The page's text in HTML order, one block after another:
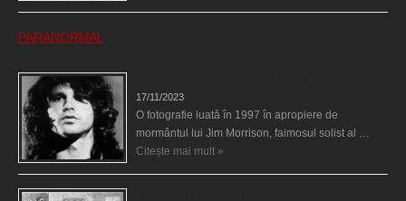
PARANORMAL
17/11/2023
O fotografie luată în 1997 în apropiere de
mormântul lui Jim Morrison, faimosul solist al …
Citește mai mult »